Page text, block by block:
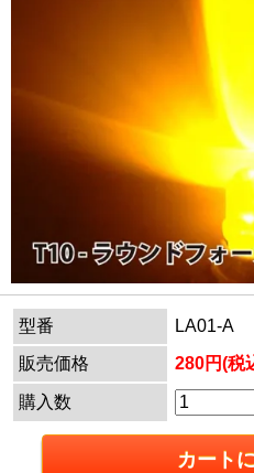
型番
LA01-A
販売価格
280円(税
購入数